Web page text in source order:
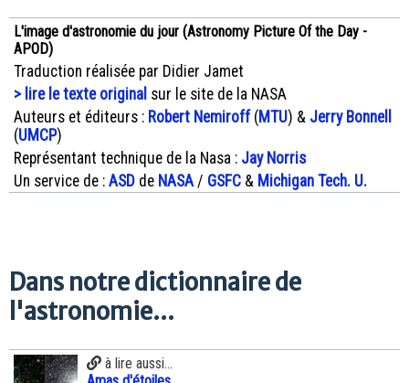
L'image d'astronomie du jour (Astronomy Picture Of the Day -
APOD)
Traduction réalisée par Didier Jamet
> lire le texte original sur le site de la NASA
Auteurs et éditeurs : Robert Nemiroff( MTU) & Jerry Bonnell
(UMCP)
Représentant technique de la Nasa : Jay Norris
Un service de : ASD de NASA/ GSFC & Michigan Tech. U.
Dans notre dictionnaire de
l'astronomie...
à lire aussi...